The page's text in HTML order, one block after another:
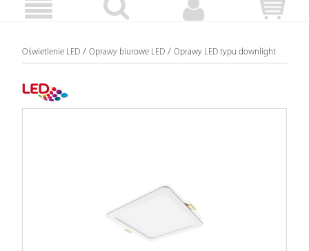
Oświetlenie LED / Oprawy biurowe LED / Oprawy LED typu downlight